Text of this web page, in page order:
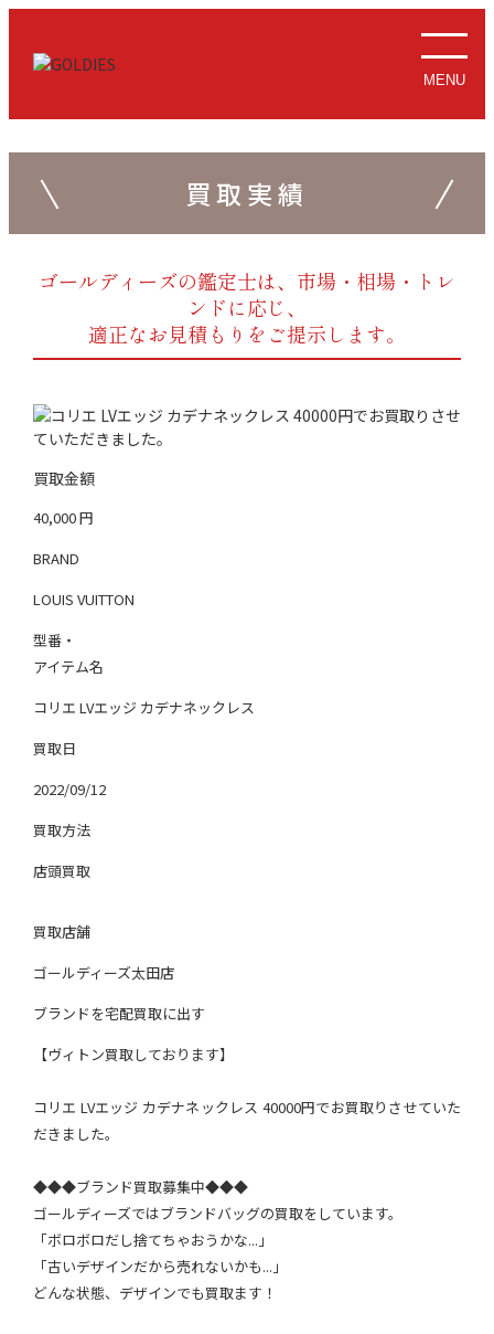
MENU
買取実績
ゴールディーズの鑑定士は、市場・相場・トレ
ンドに応じ、
適正なお見積もりをご提示します。
買取金額
40,000円
BRAND
LOUIS VUITTON
型番・
アイテム名
コリエ LVエッジ カデナネックレス
買取日
2022/09/12
買取方法
店頭買取
買取店舗
ゴールディーズ太田店
ブランドを宅配買取に出す
【ヴィトン買取しております】
コリエ LVエッジ カデナネックレス 40000円でお買取りさせていた
だきました。
◆◆◆ブランド買取募集中◆◆◆
ゴールディーズではブランドバッグの買取をしています。
「ボロボロだし捨てちゃおうかな...」
「古いデザインだから売れないかも...」
どんな状態、デザインでも買取ます！